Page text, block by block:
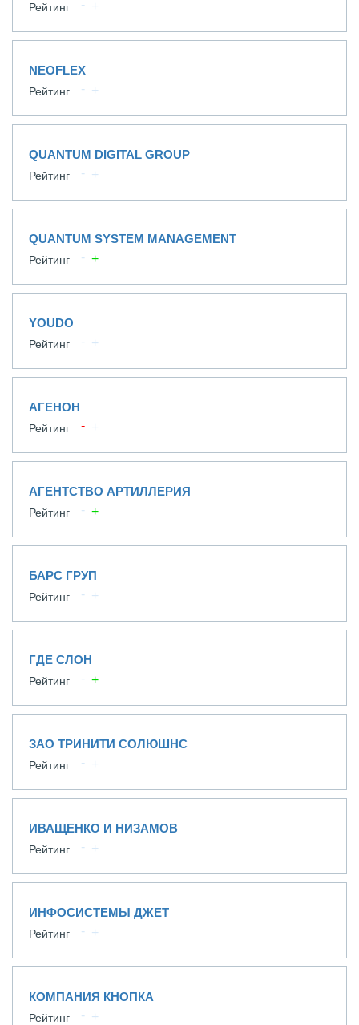
Рейтинг
NEOFLEX
Рейтинг
QUANTUM DIGITAL GROUP
Рейтинг
QUANTUM SYSTEM MANAGEMENT
Рейтинг
YOUDO
Рейтинг
АГЕНОН
Рейтинг
АГЕНТСТВО АРТИЛЛЕРИЯ
Рейтинг
БАРС ГРУП
Рейтинг
ГДЕ СЛОН
Рейтинг
ЗАО ТРИНИТИ СОЛЮШНС
Рейтинг
ИВАЩЕНКО И НИЗАМОВ
Рейтинг
ИНФОСИСТЕМЫ ДЖЕТ
Рейтинг
КОМПАНИЯ КНОПКА
Рейтинг